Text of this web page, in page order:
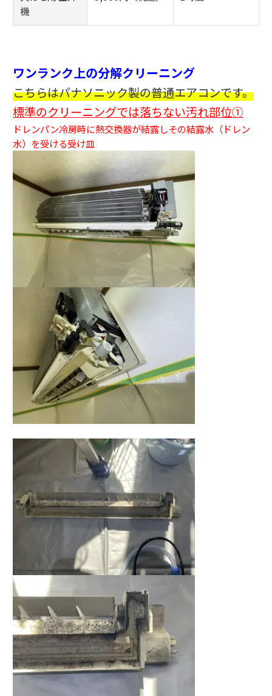
機
ワンランク上の分解クリーニング
こちらはパナソニック製の普通エアコンです。
標準のクリーニングでは落ちない汚れ部位①
ドレンパン冷房時に熱交換器が結露しその結露水（ドレン
水）を受ける受け皿